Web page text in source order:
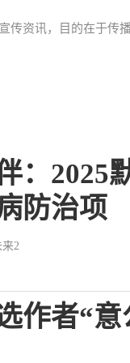
传资讯，目的在于传
：2025
防治项
2
作者“